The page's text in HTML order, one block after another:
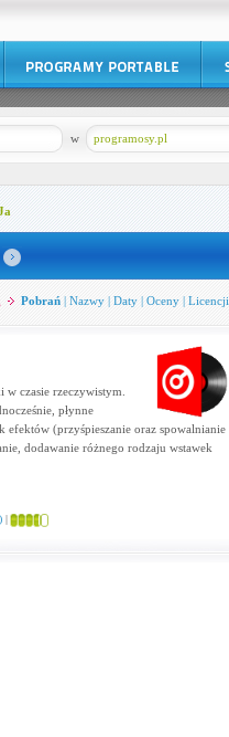
programosy.pl
w
Pobrań| Nazwy| Daty| Oceny| Licencji
czasie rzeczywistym.
płynne
efektów (przyśpieszanie oraz spowalnianie
dodawanie różnego rodzaju wstawek
|